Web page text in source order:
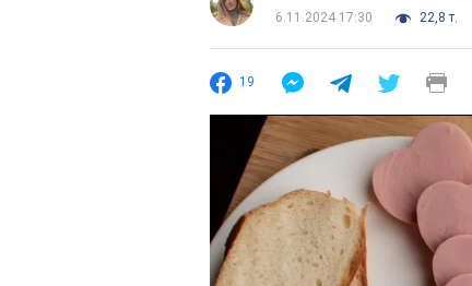
6.11.2024 17:30
22,8 т.
19